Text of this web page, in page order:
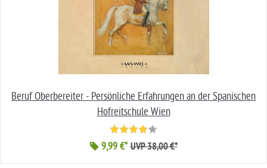
Beruf Oberbereiter - Persönliche Erfahrungen an der Spanischen
Hofreitschule Wien
9,99 €* UVP 38,00 €*